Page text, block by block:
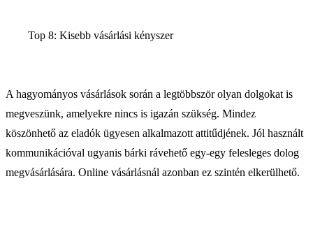
Top 8: Kisebb vásárlási kényszer
A hagyományos vásárlások során a legtöbbször olyan dolgokat is
megveszünk, amelyekre nincs is igazán szükség. Mindez
köszönhető az eladók ügyesen alkalmazott attitűdjének. Jól használt
kommunikációval ugyanis bárki rávehető egy-egy felesleges dolog
megvásárlására. Online vásárlásnál azonban ez szintén elkerülhető.